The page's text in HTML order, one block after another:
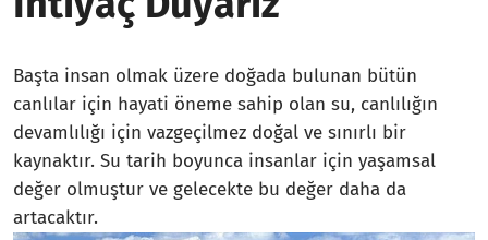
Başta insan olmak üzere doğada bulunan bütün
canlılar için hayati öneme sahip olan su, canlılığın
devamlılığı için vazgeçilmez doğal ve sınırlı bir
kaynaktır. Su tarih boyunca insanlar için yaşamsal
değer olmuştur ve gelecekte bu değer daha da
artacaktır.